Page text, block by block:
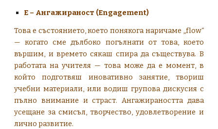
E – Ангажираност (Engagement)
Това е състоянието, което понякога наричаме „flow“
— когато сме дълбоко погълнати от това, което
вършим, и времето сякаш спира да съществува. В
работата на учителя — това може да е момент, в
който подготвяш иновативно занятие, твориш
учебни материали, или водиш групова дискусия с
пълно внимание и страст. Ангажираността дава
усещане за смисъл, творчество, удовлетворение и
лично развитие.